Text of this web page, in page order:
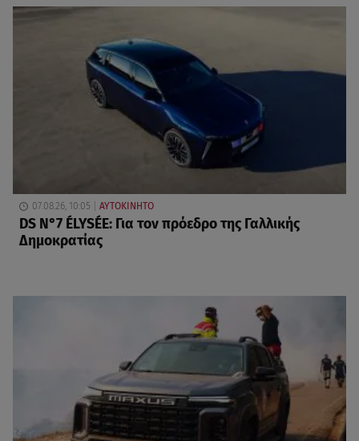
07.08.26, 10:05 ΑΥΤΟΚΙΝΗΤΟ
DS N°7 ÉLYSÉE: Για τον πρόεδρο της Γαλλικής
Δημοκρατίας